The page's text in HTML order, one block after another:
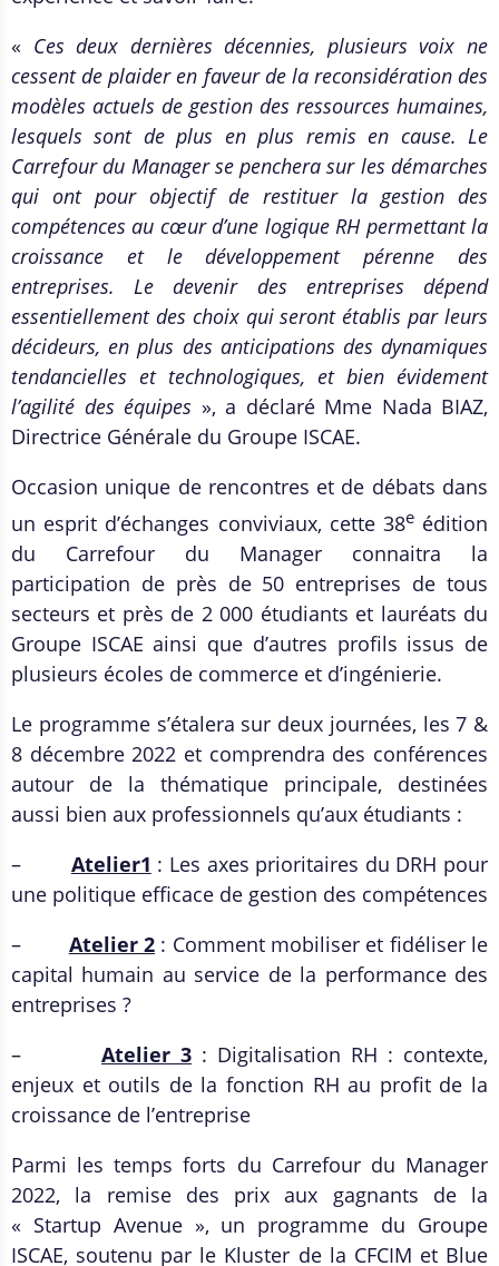
« Ces deux dernières décennies, plusieurs voix ne
cessent de plaider en faveur de la reconsidération des
modèles actuels de gestion des ressources humaines,
lesquels sont de plus en plus remis en cause. Le
Carrefour du Manager se penchera sur les démarches
qui ont pour objectif de restituer la gestion des
compétences au cœur d’une logique RH permettant la
croissance et le développement pérenne des
entreprises. Le devenir des entreprises dépend
essentiellement des choix qui seront établis par leurs
décideurs, en plus des anticipations des dynamiques
tendancielles et technologiques, et bien évidement
l’agilité des équipes », a déclaré Mme Nada BIAZ,
Directrice Générale du Groupe ISCAE.
Occasion unique de rencontres et de débats dans
un esprit d’échanges conviviaux, cette 38eédition
du Carrefour du Manager connaitra la
participation de près de 50 entreprises de tous
secteurs et près de 2 000 étudiants et lauréats du
Groupe ISCAE ainsi que d’autres profils issus de
plusieurs écoles de commerce et d’ingénierie.
Le programme s’étalera sur deux journées, les 7 &
8 décembre 2022 et comprendra des conférences
autour de la thématique principale, destinées
aussi bien aux professionnels qu’aux étudiants :
– Atelier1 : Les axes prioritaires du DRH pour
une politique efficace de gestion des compétences
– Atelier 2 : Comment mobiliser et fidéliser le
capital humain au service de la performance des
entreprises ?
– Atelier 3 : Digitalisation RH : contexte,
enjeux et outils de la fonction RH au profit de la
croissance de l’entreprise
Parmi les temps forts du Carrefour du Manager
2022, la remise des prix aux gagnants de la
« Startup Avenue », un programme du Groupe
ISCAE, soutenu par le Kluster de la CFCIM et Blue